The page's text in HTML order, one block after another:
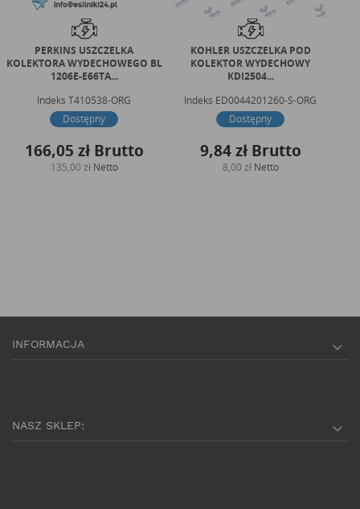
PERKINS USZCZELKA
KOLEKTORA WYDECHOWEGO BL
1206E-E66TA...
Indeks T410538-ORG
Dostępny
166,05 złBrutto
135,00 zł Netto
KOHLER USZCZELKA POD
KOLEKTOR WYDECHOWY
KDI2504...
Indeks ED0044201260-S-ORG
Dostępny
9,84 złBrutto
8,00 zł Netto
INFORMACJA 
NASZ SKLEP: 